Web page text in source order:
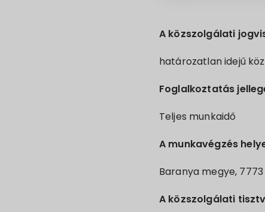
A közszolgálati
határozatlan idejű
Foglalkoztatás
Teljes munkaidő
A munkavégzés
Baranya megye, 7773
A közszolgálati